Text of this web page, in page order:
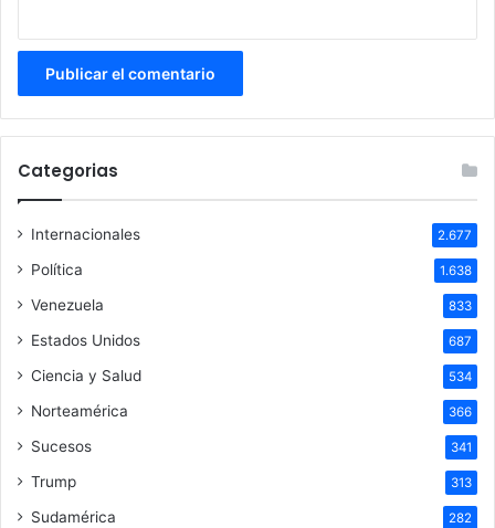
Categorias
Internacionales 2.677
Política 1.638
Venezuela 833
Estados Unidos 687
Ciencia y Salud 534
Norteamérica 366
Sucesos 341
Trump 313
Sudamérica 282